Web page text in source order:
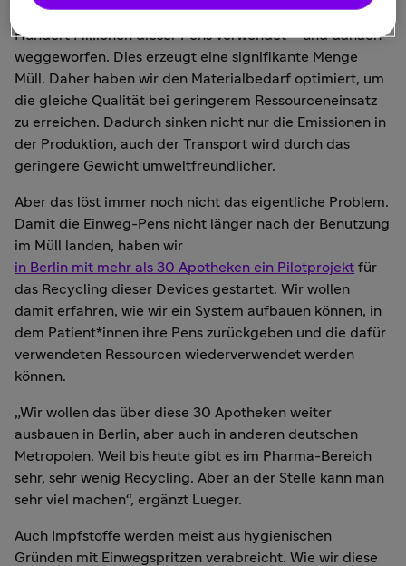
regelmäßig. Weltweit werden daher pro Jahr mehrere
Hundert Millionen dieser Pens verwendet – und danach
weggeworfen. Dies erzeugt eine signifikante Menge
Müll. Daher haben wir den Materialbedarf optimiert, um
die gleiche Qualität bei geringerem Ressourceneinsatz
zu erreichen. Dadurch sinken nicht nur die Emissionen in
der Produktion, auch der Transport wird durch das
geringere Gewicht umweltfreundlicher.
Aber das löst immer noch nicht das eigentliche Problem.
Damit die Einweg-Pens nicht länger nach der Benutzung
im Müll landen, haben wir
in Berlin mit mehr als 30 Apotheken ein Pilotprojekt für
das Recycling dieser Devices gestartet. Wir wollen
damit erfahren, wie wir ein System aufbauen können, in
dem Patient*innen ihre Pens zurückgeben und die dafür
verwendeten Ressourcen wiederverwendet werden
können.
„Wir wollen das über diese 30 Apotheken weiter
ausbauen in Berlin, aber auch in anderen deutschen
Metropolen. Weil bis heute gibt es im Pharma-Bereich
sehr, sehr wenig Recycling. Aber an der Stelle kann man
sehr viel machen“, ergänzt Lueger.
Auch Impfstoffe werden meist aus hygienischen
Gründen mit Einwegspritzen verabreicht. Wie wir diese